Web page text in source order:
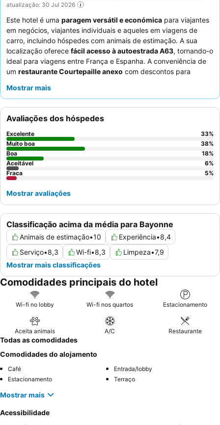
atualização: 30 Jul 2026
Este hotel é uma paragem versátil e económica para viajantes
em negócios, viajantes individuais e aqueles em viagens de
carro, incluindo hóspedes com animais de estimação. A sua
localização oferece fácil acesso à autoestrada A63, tornando-o
ideal para viagens entre França e Espanha. A conveniência de
um restaurante Courtepaille anexo com descontos para
elogiam consistentemente os
uma estadia mais tranquila, os hóspedes recomendam solicitar
um quarto virado para longe dos corredores devido a
problemas ocasionais de insonorização.
Mostrar mais
Classificação acima da média para Bayonne
Animais de estimação•10 Experiência•8,4
Serviço•8,3 Wi-fi•8,3 Limpeza•7,9
Mostrar mais classificações
Avaliações dos hóspedes
Excelente 33%
Muito boa
38%
Boa
18%
Aceitável
6%
Fraca
5%
Mostrar avaliações
Comodidades principais do hotel
Wi-fi no lobby Wi-fi nos quartos Estacionamento
Aceita animais A/C Restaurante
Todas as comodidades
Comodidades do alojamento
Café
Entrada/lobby
Estacionamento
Terraço
Mostrar mais
Acessibilidade